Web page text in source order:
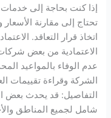
إذا كنت بحاجة إلى
تحتاج إلى مقارنة الأسعار
اتخاذ قرار التعاقد.
الاعتمادية من بعض شركات
عدم الوفاء بالمواعيد
الشركة وقراءة تقييمات
التفاصيل: قد يحدث بعض
شامل لجميع المناطق